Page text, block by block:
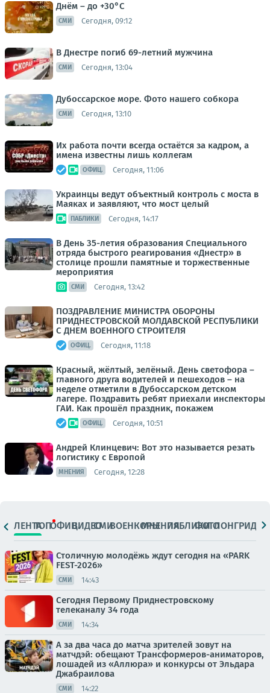
Днём – до +30°С
СМИ Сегодня, 09:12
В Днестре погиб 69-летний мужчина
СМИ Сегодня, 13:04
Дубоссарское море. Фото нашего собкора
СМИ Сегодня, 13:10
Их работа почти всегда остаётся за кадром, а
имена известны лишь коллегам
ОФИЦ. Сегодня, 11:06
Украинцы ведут объектный контроль с моста в
Маяках и заявляют, что мост целый
ПАБЛИКИ Сегодня, 14:17
В День 35-летия образования Специального
отряда быстрого реагирования «Днестр» в
столице прошли памятные и торжественные
мероприятия
СМИ Сегодня, 13:42
ПОЗДРАВЛЕНИЕ МИНИСТРА ОБОРОНЫ
ПРИДНЕСТРОВСКОЙ МОЛДАВСКОЙ РЕСПУБЛИКИ
С ДНЕМ ВОЕННОГО СТРОИТЕЛЯ
ОФИЦ. Сегодня, 11:18
Красный, жёлтый, зелёный. День светофора –
главного друга водителей и пешеходов – на
неделе отметили в Дубоссарском детском
лагере. Поздравить ребят приехали инспекторы
ГАИ. Как прошёл праздник, покажем
ОФИЦ. Сегодня, 10:51
Андрей Клинцевич: Вот это называется резать
логистику с Европой
МНЕНИЯ Сегодня, 12:28
ЛЕНТАТОПОФИЦ.ВИДЕОСМИВОЕНКОРЫМНЕНИЯПАБЛИКИ
ФОТОЛОНГРИДЫ
Столичную молодёжь ждут сегодня на «PARK
FEST-2026»
СМИ 14:43
Сегодня Первому Приднестровскому
телеканалу 34 года
СМИ 14:34
А за два часа до матча зрителей зовут на
матчдэй: обещают Трансформеров-аниматоров,
лошадей из «Аллюра» и конкурсы от Эльдара
Джабраилова
СМИ 14:22